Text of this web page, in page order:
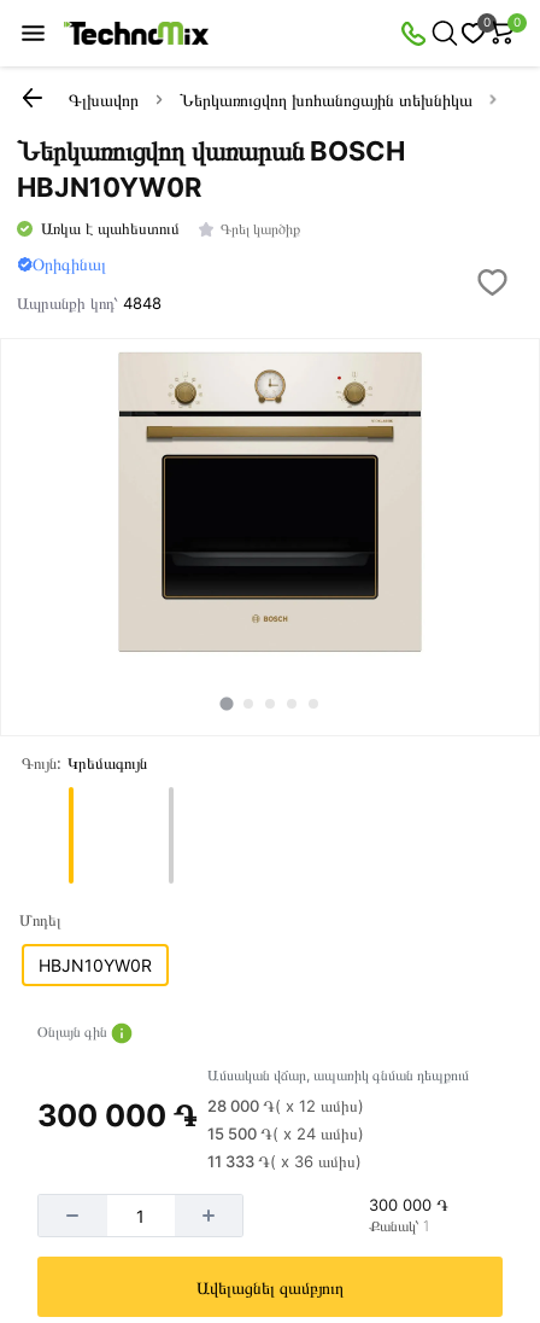
0 0
Գլխավոր Ներկառուցվող խոհանոցային տեխնիկա
Ներկառուցվող վառարան BOSCH
HBJN10YW0R
Առկա է պահեստում Գրել կարծիք
Օրիգինալ
Ապրանքի կոդ՝4848
Գույն: Կրեմագույն
Մոդել
HBJN10YW0R
Օնլայն գին
300 000 ֏
Ամսական վճար, ապառիկ գնման դեպքում
28 000 ֏( x 12 ամիս)
15 500 ֏( x 24 ամիս)
11 333 ֏( x 36 ամիս)
300 000 ֏
Քանակ՝ 1
Ավելացնել զամբյուղ